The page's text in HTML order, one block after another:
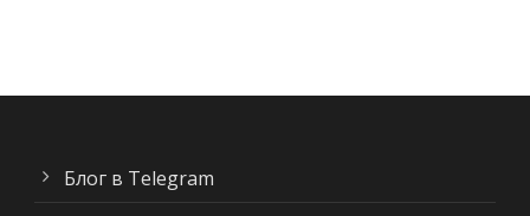
Блог в Telegram